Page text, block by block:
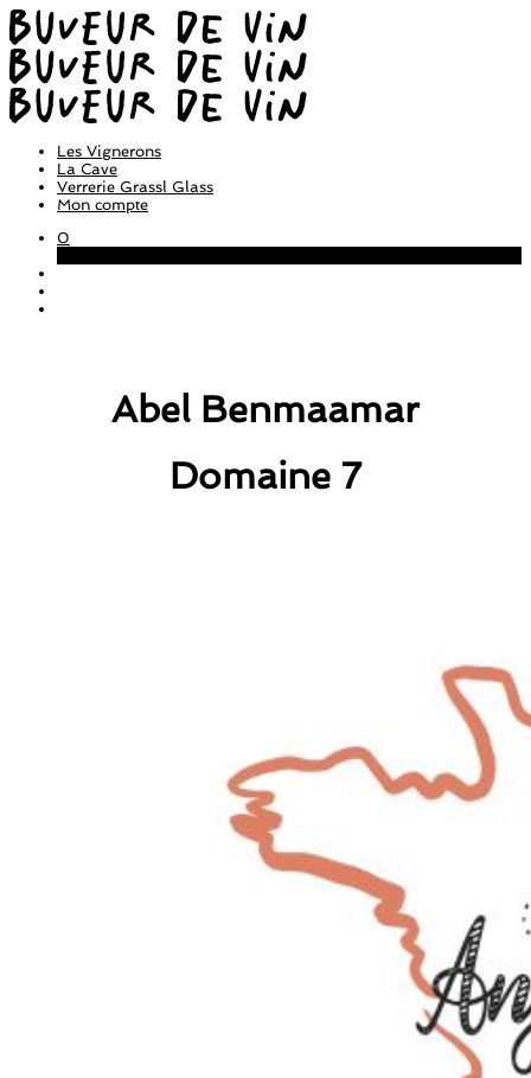
Les Vignerons
La Cave
Verrerie Grassl Glass
Mon compte
0
Abel Benmaamar
Domaine 7